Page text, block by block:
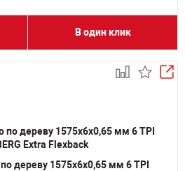
В один клик
дереву 1575х6х0,65 мм 6 TPI